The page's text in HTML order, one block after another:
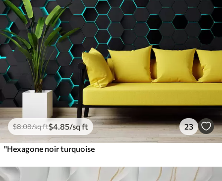
$8.08/sq ft$4 .85/sq ft 23
"Hexagone noir turquoise